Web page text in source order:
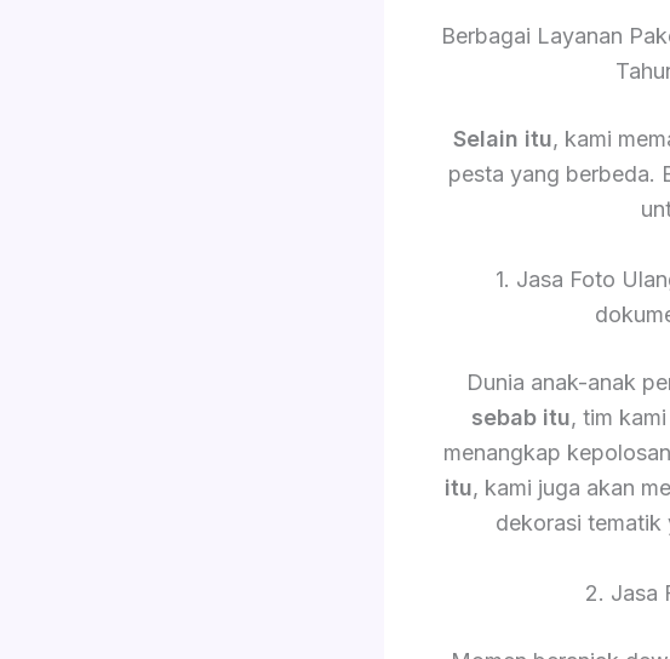
Berbagai Layanan
Selain itu, kami
pesta yang berbeda.
1. Jasa Foto
Dunia anak-anak
sebab itu, tim
menangkap
itu, kami juga akan
dekorasi tematik
2. Jasa